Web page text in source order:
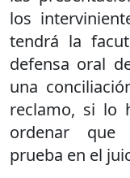
los
tendrá la
defensa oral
una
reclamo, si lo
ordenar que
prueba en el